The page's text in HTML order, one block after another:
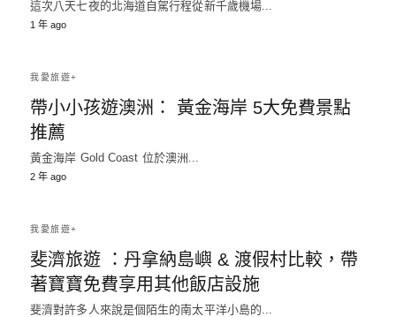
這次八天七夜的北海道自駕行程從新千歲機場...
1 年 ago
我愛旅遊+
帶小小孩遊澳洲： 黃金海岸 5大免費景點
推薦
黃金海岸 Gold Coast 位於澳洲...
2 年 ago
我愛旅遊+
斐濟旅遊 ：丹拿納島嶼 & 渡假村比較，帶
著寶寶免費享用其他飯店設施
斐濟對許多人來說是個陌生的南太平洋小島的...